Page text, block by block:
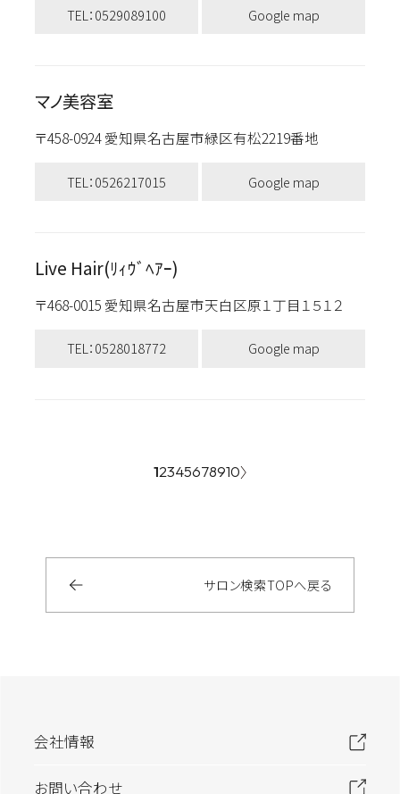
TEL：0529089100 Google map
マノ美容室
〒458-0924 愛知県名古屋市緑区有松2219番地
TEL：0526217015 Google map
Live Hair(ﾘｨｳﾞﾍｱｰ)
〒468-0015 愛知県名古屋市天白区原１丁目１５１２
TEL：0528018772 Google map
12345678910
サロン検索TOPへ戻る
会社情報
お問い合わせ